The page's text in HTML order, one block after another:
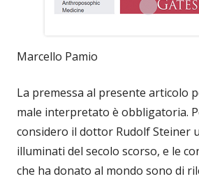
Marcello Pamio
La premessa al presente articolo
male interpretato è obbligatoria.
considero il dottor Rudolf Steiner
illuminati del secolo scorso, e le
che ha donato al mondo sono di